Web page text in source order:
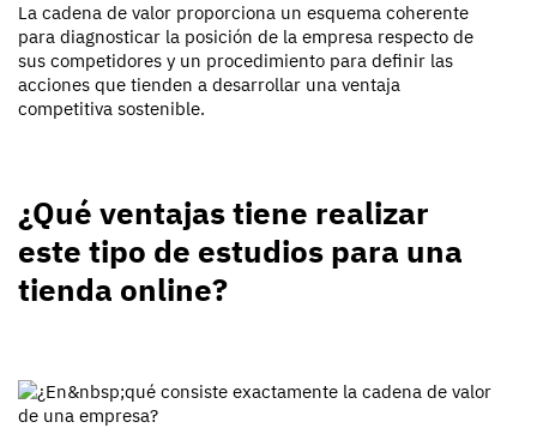
La cadena de valor proporciona un esquema coherente
para diagnosticar la posición de la empresa respecto de
sus competidores y un procedimiento para definir las
acciones que tienden a desarrollar una ventaja
competitiva sostenible.
¿Qué ventajas tiene realizar
este tipo de estudios para una
tienda online?